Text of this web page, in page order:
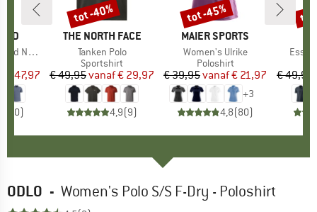
S/S Polo
prijs
€ 47,97
0)
MERK
THE NORTH FACE
Artikel
Tanken Polo
Productgroep
Sportshirt
Prijs
€ 49,95 Verlaagde prijs
vanaf€ 29,97
4,9(9)
Korting
tot -40%
MERK
MAIER SPORTS
Artikel
Women's Ulrike
Productgroep
Poloshirt
Prijs
€ 39,95 Verlaagde prijs
vanaf€ 21,97
+3
4,8(80)
Korting
tot -45%
Artikel
€ 49,95
tot
ODLO - Women's Polo S/S F-Dry - Poloshirt